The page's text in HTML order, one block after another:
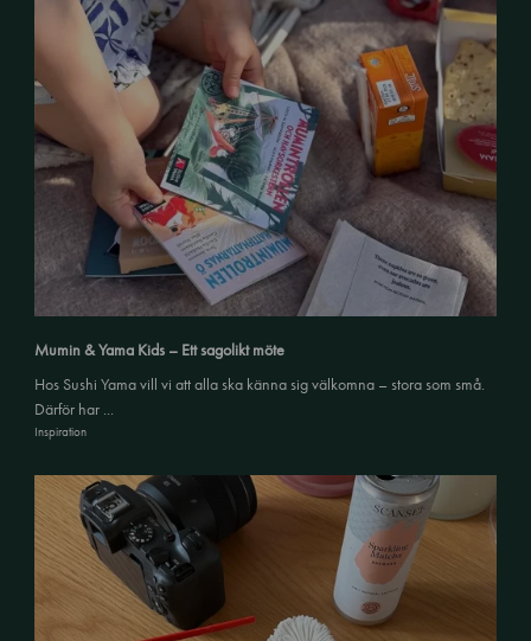
Mumin & Yama Kids – Ett sagolikt möte
Hos Sushi Yama vill vi att alla ska känna sig välkomna – stora som små.
Därför har ...
Inspiration